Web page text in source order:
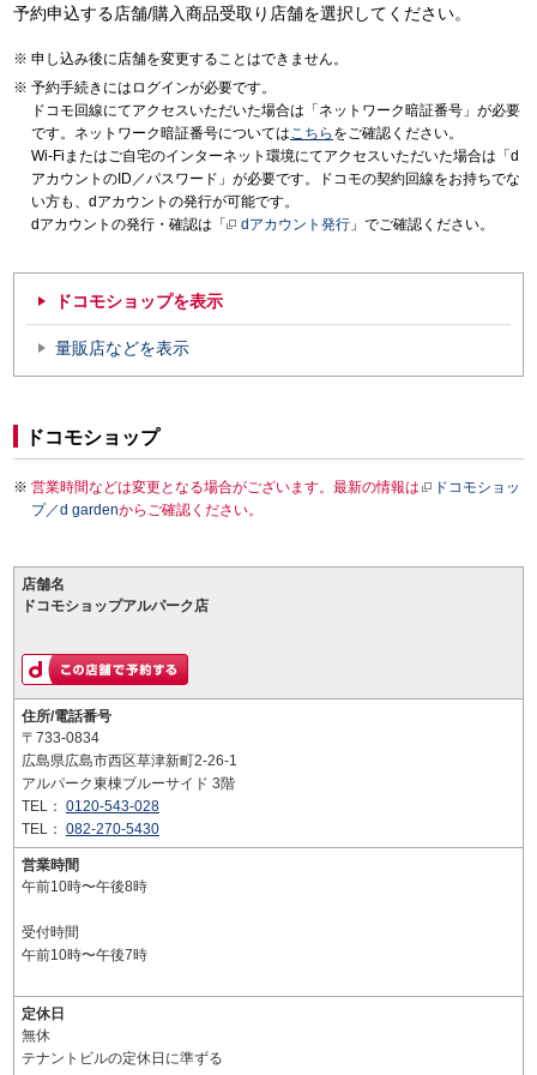
予約申込する店舗/購入商品受取り店舗を選択してください。
申し込み後に店舗を変更することはできません。
予約手続きにはログインが必要です。
ドコモ回線にてアクセスいただいた場合は「ネットワーク暗証番号」が必要
です。ネットワーク暗証番号についてはこちら をご確認ください。
Wi-Fiまたはご自宅のインターネット環境にてアクセスいただいた場合は「d
アカウントのID／パスワード」が必要です。ドコモの契約回線をお持ちでな
い方も、dアカウントの発行が可能です。
dアカウントの発行・確認は「
dアカウント発行 」でご確認ください。
ドコモショップを表示
量販店などを表示
ドコモショップ
営業時間などは変更となる場合がございます。最新の情報は
ドコモショッ
プ／d gardenからご確認ください。
店舗名
ドコモショップアルパーク店
住所/電話番号
〒733-0834
広島県広島市西区草津新町2-26-1
アルパーク東棟ブルーサイド 3階
TEL： 0120-543-028
TEL： 082-270-5430
営業時間
午前10時〜午後8時
受付時間
午前10時〜午後7時
定休日
無休
テナントビルの定休日に準ずる